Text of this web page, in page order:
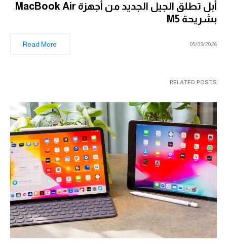
أبل تطلق الجيل الجديد من أجهزة MacBook Air
بشريحة M5
05/03/2026
Read More
RELATED POSTS